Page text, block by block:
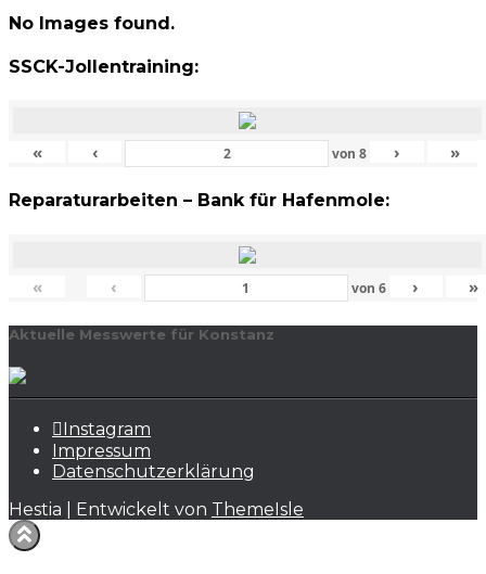
No Images found.
SSCK-Jollentraining:
« ‹ von8 › »
Reparaturarbeiten – Bank für Hafenmole:
« ‹ von 6 › »
Aktuelle Messwerte für Konstanz
Instagram
Impressum
Datenschutzerklärung
Hestia | Entwickelt von ThemeIsle